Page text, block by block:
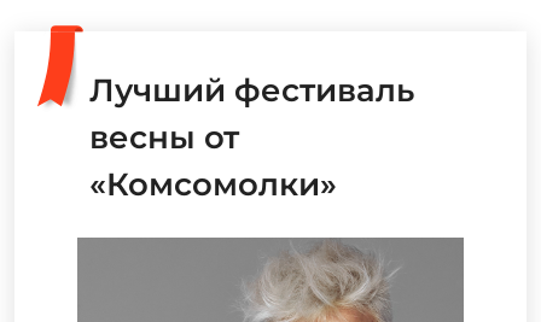
Лучший фестиваль
весны от
«Комсомолки»